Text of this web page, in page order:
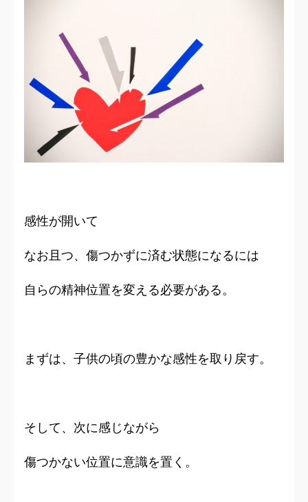
感性が開いて
なお且つ、傷つかずに済む状態になるには
自らの精神位置を変える必要がある。
まずは、子供の頃の豊かな感性を取り戻す。
そして、次に感じながら
傷つかない位置に意識を置く。